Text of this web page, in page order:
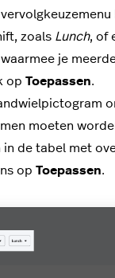
zoals Lunch, of
je
op Toepassen.
moeten
de tabel met
op Toepassen.